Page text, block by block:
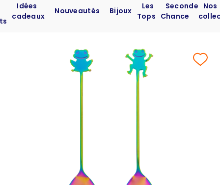
Idées
cadeaux
Nouveautés Bijoux
Les
Tops
Seconde
Chance
Nos